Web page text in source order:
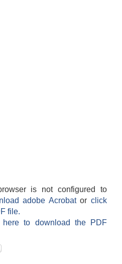
is not configured to
adobe Acrobatorclick
file.
here to download the PDF